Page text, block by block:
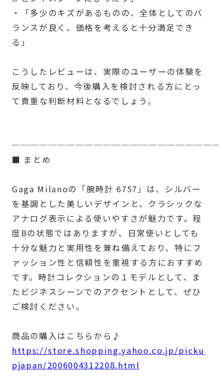
・「多少のキズがあるものの、全体としてのバ
ランスが良く、価格を考えると十分満足でき
る」
こうしたレビューは、実際のユーザーの体験を
反映しており、今後購入を検討される方にとっ
て貴重な判断材料となるでしょう。
■ まとめ
Gaga Milanoの「腕時計 6757」は、シルバー
を基調とした美しいデザインと、クラシックな
アナログ表示による使いやすさが魅力です。程
度Bの状態ではありますが、日常使いとしても
十分な魅力と実用性を兼ね備えており、特にフ
ァッション性と信頼性を重視する方におすすめ
です。時計コレクションの１モデルとして、ま
たビジネスシーンでのアクセントとして、ぜひ
ご検討ください。
商品の購入はこちらから♪
https://store.shopping.yahoo.co.jp/picku
pjapan/2006004312208.html